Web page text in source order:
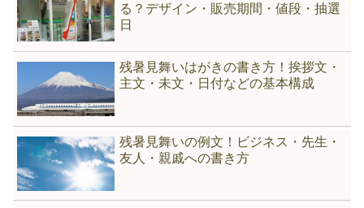
る？デザイン・販売期間・値段・抽選
日
残暑見舞いはがきの書き方！挨拶文・
主文・未文・日付などの基本構成
残暑見舞いの例文！ビジネス・先生・
友人・親戚への書き方